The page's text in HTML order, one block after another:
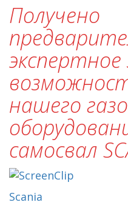
Получено
нашего
cамосвал
Scania